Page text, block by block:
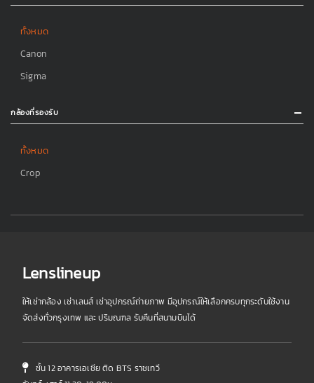
ทั้งหมด
Canon
Sigma
กล้องที่รองรับ
ทั้งหมด
Crop
Lenslineup
ให้เช่ากล้อง เช่าเลนส์ เช่าอุปกรณ์ถ่ายภาพ มีอุปกรณ์ให้เลือกครบทุกระดับใช้งาน
จัดส่งทั่วกรุงเทพ และ ปริมณฑล รับคืนที่สนามบินได้
ชั้น 12 อาคารเอเชีย ติด BTS ราชเทวี